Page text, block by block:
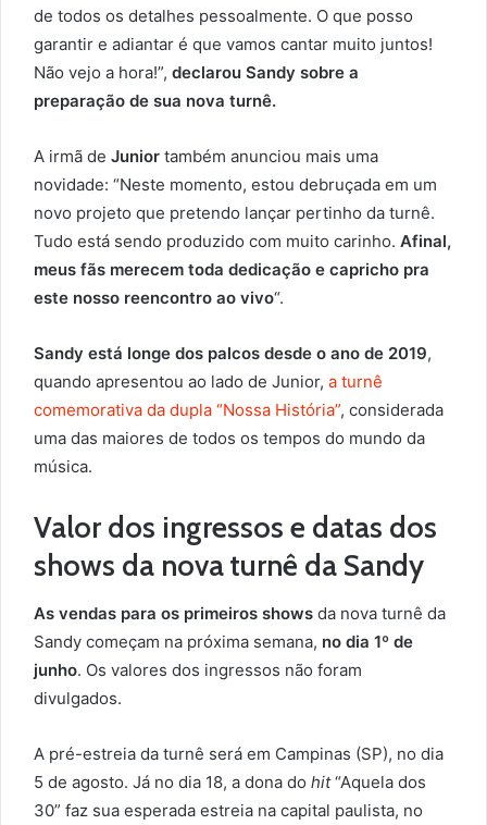
de todos os detalhes pessoalmente. O que posso
garantir e adiantar é que vamos cantar muito juntos!
Não vejo a hora!”, declarou Sandy sobre a
preparação de sua nova turnê.
A irmã de Junior também anunciou mais uma
novidade: “Neste momento, estou debruçada em um
novo projeto que pretendo lançar pertinho da turnê.
Tudo está sendo produzido com muito carinho. Afinal,
meus fãs merecem toda dedicação e capricho pra
este nosso reencontro ao vivo“.
Sandy está longe dos palcos desde o ano de 2019,
quando apresentou ao lado de Junior, a turnê
comemorativa da dupla “Nossa História”, considerada
uma das maiores de todos os tempos do mundo da
música.
Valor dos ingressos e datas dos
shows da nova turnê da Sandy
As vendas para os primeiros shows da nova turnê da
Sandy começam na próxima semana, no dia 1º de
junho. Os valores dos ingressos não foram
divulgados.
A pré-estreia da turnê será em Campinas (SP), no dia
5 de agosto. Já no dia 18, a dona do hit“Aquela dos
30” faz sua esperada estreia na capital paulista, no